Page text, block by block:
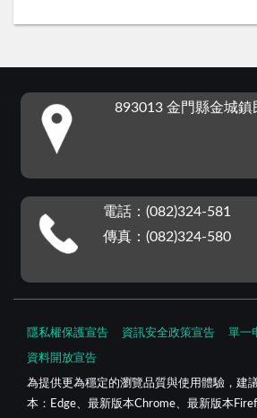
893013 金門縣金城鎮
電話：(082)324-581
傳真：(082)324-580
隱私權保護宣告 資訊安全政策宣告 單一
資料開放宣告
為提供更為穩定的瀏覽品質與使用體驗，建
本：Edge、最新版本Chrome、最新版本